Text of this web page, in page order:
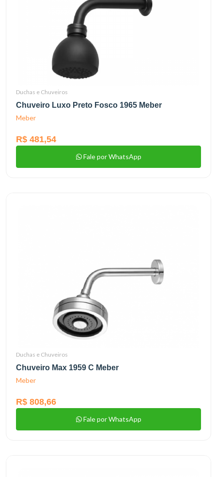
Duchas e Chuveiros
Chuveiro Luxo Preto Fosco 1965 Meber
Meber
R$ 481,54
Fale por WhatsApp
Duchas e Chuveiros
Chuveiro Max 1959 C Meber
Meber
R$ 808,66
Fale por WhatsApp